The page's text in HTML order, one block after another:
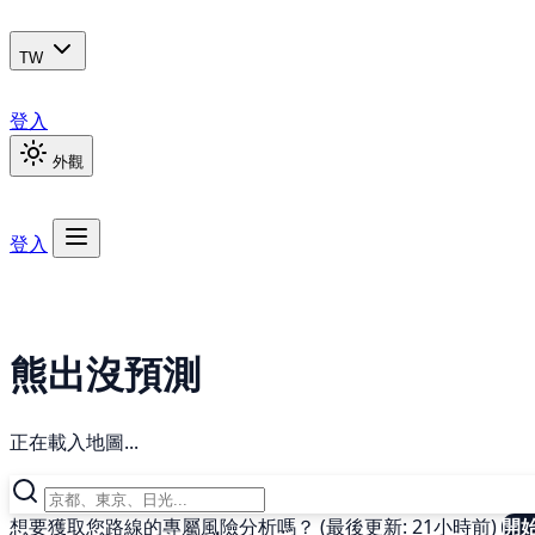
TW
登入
外觀
登入
熊出沒預測
正在載入地圖...
想要獲取您路線的專屬風險分析嗎？ (最後更新: 21小時前)開